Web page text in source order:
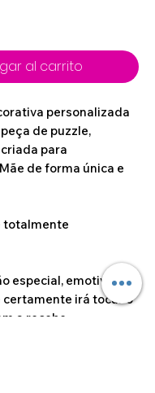
al carrito
personalizada
de puzzle,
para
de forma única e
totalmente
especial, emotiva e
irá tocar o
a recebe.